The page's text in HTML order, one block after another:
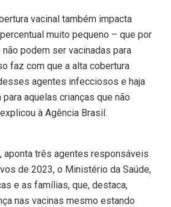
vacinal também impacta
muito pequeno – que por
podem ser vacinadas para
faz com que a alta cobertura
agentes infecciosos e haja
aquelas crianças que não
à Agência Brasil.
aponta três agentes responsáveis
de 2023, o Ministério da Saúde,
e as famílias, que, destaca,
nas vacinas mesmo estando